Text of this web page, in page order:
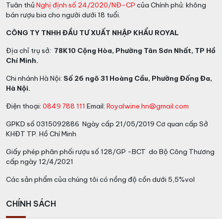
Tuân thủ Nghị định số 24/2020/NĐ-CP của Chính phủ: không
bán rượu bia cho người dưới 18 tuổi.
CÔNG TY TNHH ĐẦU TƯ XUẤT NHẬP KHẨU ROYAL
Địa chỉ trụ sở: 78K10 Cộng Hòa, Phường Tân Sơn Nhất, TP Hồ
Chí Minh.
Chi nhánh Hà Nội: Số 26 ngõ 31 Hoàng Cầu, Phường Đống Đa,
Hà Nội.
Điện thoại: 0849 788 111 Email: Royalwine.hn@gmail.com
GPKD số 0315092886 Ngày cấp 21/05/2019 Cơ quan cấp Sở
KHĐT TP. Hồ Chí Minh
Giấy phép phân phối rượu số 128/GP -BCT do Bộ Công Thương
cấp ngày 12/4/2021
Các sản phẩm của chúng tôi có nồng độ cồn dưới 5,5%vol
CHÍNH SÁCH